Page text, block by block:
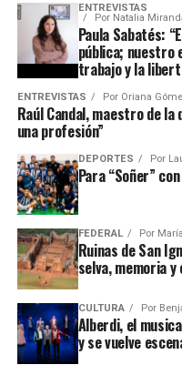
ENTREVISTAS
Por Natalia
Paula Sabatés:
pública;
trabajo y la
ENTREVISTAS Por Oriana
Raúl Candal, maestro de
una profesión”
DEPORTES Por
Para “Soñer”
FEDERAL Por
Ruinas de San
selva, memoria y
CULTURA Por
Alberdi, el
y se vuelve